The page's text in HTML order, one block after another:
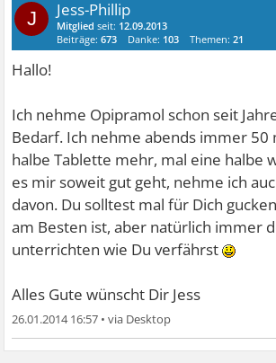
J Jess-Phillip
Mitglied seit: 12.09.2013
Beiträge:673 Danke: 103 Themen:21
Hallo!
Ich nehme Opipramol schon seit
Bedarf. Ich nehme abends immer 50
halbe Tablette mehr, mal eine halbe
es mir soweit gut geht, nehme ich
davon. Du solltest mal für Dich
am Besten ist, aber natürlich immer
unterrichten wie Du verfährst
Alles Gute wünscht Dir Jess
26.01.2014 16:57 •